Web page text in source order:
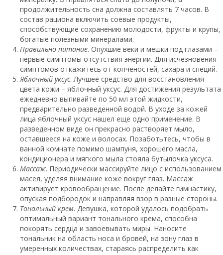
продолжительность сна должна составлять 7 часов. В
состав рациона включить соевые продукты,
способствующие сохранению молодости, фрукты и крупы,
богатые полезными минералами.
Правильно питание. Опухшие веки и мешки под глазами –
первые симптомы отсутствия энергии. Для исчезновения
симптомов откажитесь от копченостей, сахара и специй.
Яблочный уксус. Лучшее средство для восстановления
цвета кожи – яблочный уксус. Для достижения результата
ежедневно выпивайте по 50 мл этой жидкости,
предварительно разведенной водой. В уходе за кожей
лица яблочный уксус нашел еще одно применение. В
разведенном виде он прекрасно растворяет мыло,
оставшееся на коже и волосах. Позаботьтесь, чтобы в
ванной комнате помимо шампуня, хорошего масла,
кондиционера и мягкого мыла стояла бутылочка уксуса.
Массаж. Периодически массируйте лицо с использованием
масел, уделяя внимание коже вокруг глаз. Массаж
активирует кровообращение. После делайте гимнастику,
опуская подбородок и направляя взор в разные стороны.
Тональный крем. Девушка, которой удалось подобрать
оптимальный вариант тонального крема, способна
покорять сердца и завоевывать миры. Наносите
тональник на область носа и бровей, на зону глаз в
умеренных количествах, стараясь распределить как